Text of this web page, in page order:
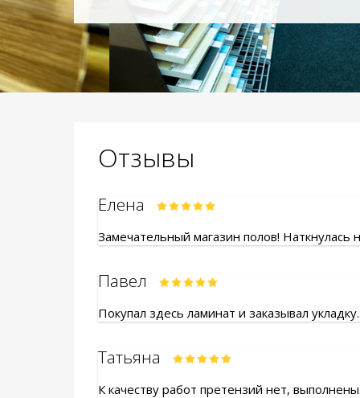
Отзывы
Елена
Замечательный магазин полов! Наткнулась
Павел
Покупал здесь ламинат и заказывал
Татьяна
К качеству работ претензий нет,